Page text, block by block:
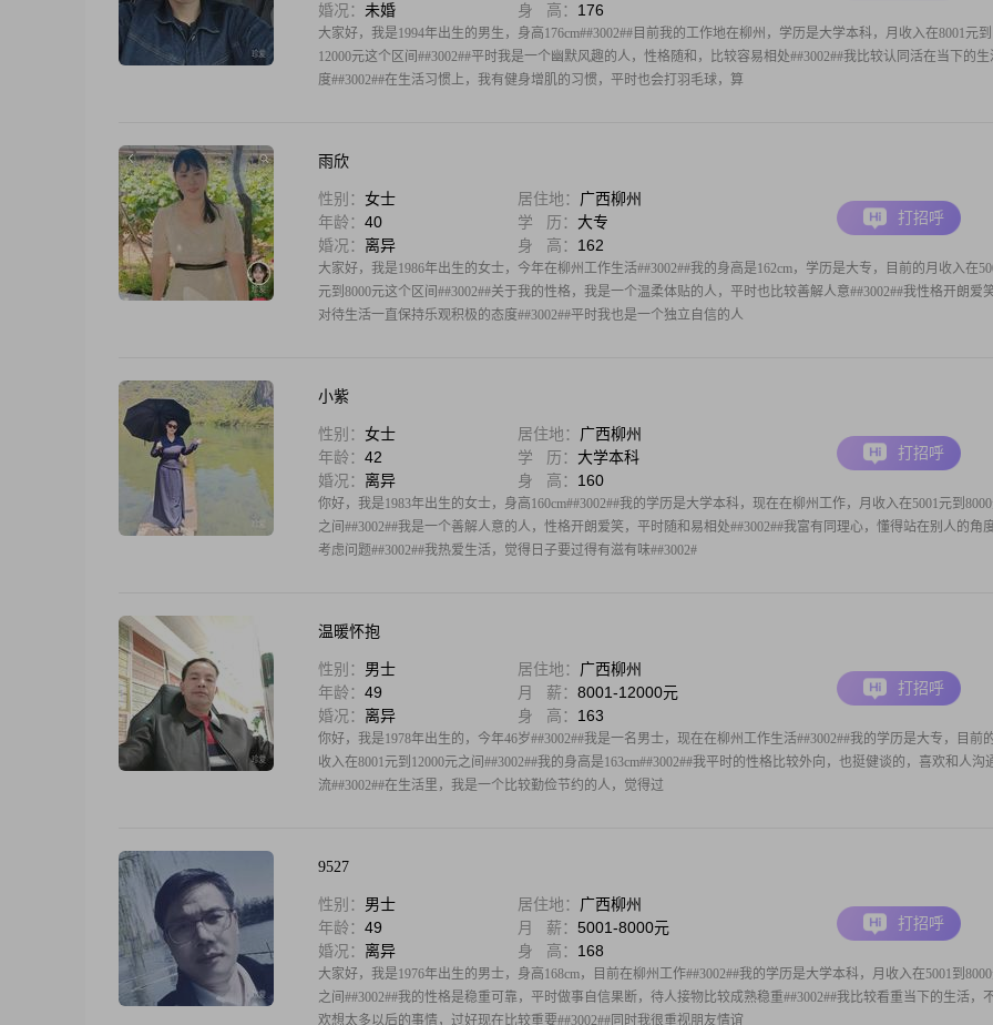
婚况： 未婚 身 高： 176
大家好，我是1994年出生的男生，身高176cm##3002##目前我的工作地在柳州，学历是大学本科，月收入在8001元到
12000元这个区间##3002##平时我是一个幽默风趣的人，性格随和，比较容易相处##3002##我比较认同活在当下的生
度##3002##在生活习惯上，我有健身增肌的习惯，平时也会打羽毛球，算
雨欣
性别： 女士 居住地： 广西柳州
年龄： 40 学 历： 大专
婚况： 离异 身 高： 162
大家好，我是1986年出生的女士，今年在柳州工作生活##3002##我的身高是162cm，学历是大专，目前的月收入在
元到8000元这个区间##3002##关于我的性格，我是一个温柔体贴的人，平时也比较善解人意##3002##我性格开朗爱笑
对待生活一直保持乐观积极的态度##3002##平时我也是一个独立自信的人
打招呼
小紫
性别： 女士 居住地： 广西柳州
年龄： 42 学 历： 大学本科
婚况： 离异 身 高： 160
你好，我是1983年出生的女士，身高160cm##3002##我的学历是大学本科，现在在柳州工作，月收入在5001元到
之间##3002##我是一个善解人意的人，性格开朗爱笑，平时随和易相处##3002##我富有同理心，懂得站在别人的角
考虑问题##3002##我热爱生活，觉得日子要过得有滋有味##3002#
打招呼
温暖怀抱
性别： 男士 居住地： 广西柳州
年龄： 49 月 薪： 8001-12000元
婚况： 离异 身 高： 163
你好，我是1978年出生的，今年46岁##3002##我是一名男士，现在在柳州工作生活##3002##我的学历是大专，目前
收入在8001元到12000元之间##3002##我的身高是163cm##3002##我平时的性格比较外向，也挺健谈的，喜欢和人沟
流##3002##在生活里，我是一个比较勤俭节约的人，觉得过
打招呼
9527
性别： 男士 居住地： 广西柳州
年龄： 49 月 薪： 5001-8000元
婚况： 离异 身 高： 168
大家好，我是1976年出生的男士，身高168cm，目前在柳州工作##3002##我的学历是大学本科，月收入在5001到
之间##3002##我的性格是稳重可靠，平时做事自信果断，待人接物比较成熟稳重##3002##我比较看重当下的生活，
欢想太多以后的事情，过好现在比较重要##3002##同时我很重视朋友情谊
打招呼